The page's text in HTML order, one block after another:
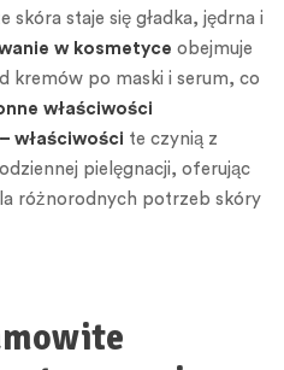
skóra staje się gładka, jędrna i
w kosmetyce obejmuje
kremów po maski i serum, co
właściwości
właściwości te czynią z
pielęgnacji, oferując
różnorodnych potrzeb skóry